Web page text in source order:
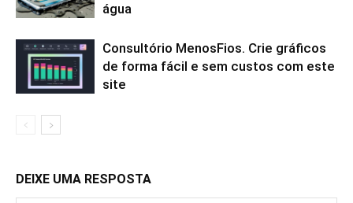
água
Consultório MenosFios. Crie gráficos
de forma fácil e sem custos com este
site
DEIXE UMA RESPOSTA